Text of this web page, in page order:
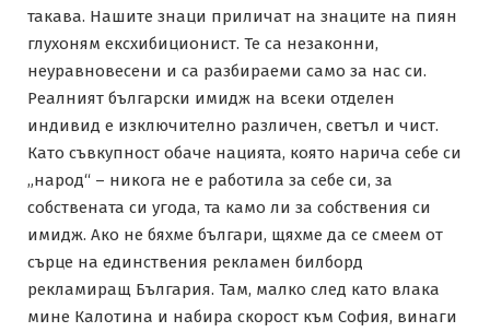
такава. Нашите знаци приличат на знаците на пиян
глухоням ексхибиционист. Те са незаконни,
неуравновесени и са разбираеми само за нас си.
Реалният български имидж на всеки отделен
индивид е изключително различен, светъл и чист.
Като съвкупност обаче нацията, която нарича себе си
„народ“ – никога не е работила за себе си, за
собствената си угода, та камо ли за собствения си
имидж. Ако не бяхме българи, щяхме да се смеем от
сърце на единствения рекламен билборд
рекламиращ България. Там, малко след като влака
мине Калотина и набира скорост към София, винаги